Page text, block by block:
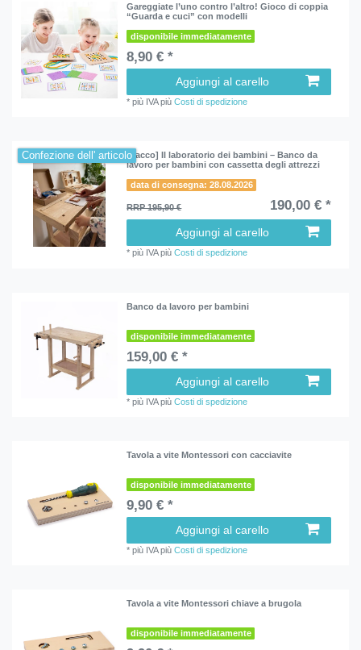
Gareggiate l’uno contro l’altro! Gioco di coppia
“Guarda e cuci” con modelli
disponibile immediatamente
8,90 € *
Aggiungi al carello
*più IVApiùCosti di spedizione
Confezione dell' articolo[Pacco] Il laboratorio dei bambini – Banco da
lavoro per bambini con cassetta degli attrezzi
data di consegna: 28.08.2026
RRP 195,90 € 190,00 € *
Aggiungi al carello
*più IVApiùCosti di spedizione
Banco da lavoro per bambini
disponibile immediatamente
159,00 € *
Aggiungi al carello
*più IVApiùCosti di spedizione
Tavola a vite Montessori con cacciavite
disponibile immediatamente
9,90 € *
Aggiungi al carello
*più IVApiùCosti di spedizione
Tavola a vite Montessori chiave a brugola
disponibile immediatamente